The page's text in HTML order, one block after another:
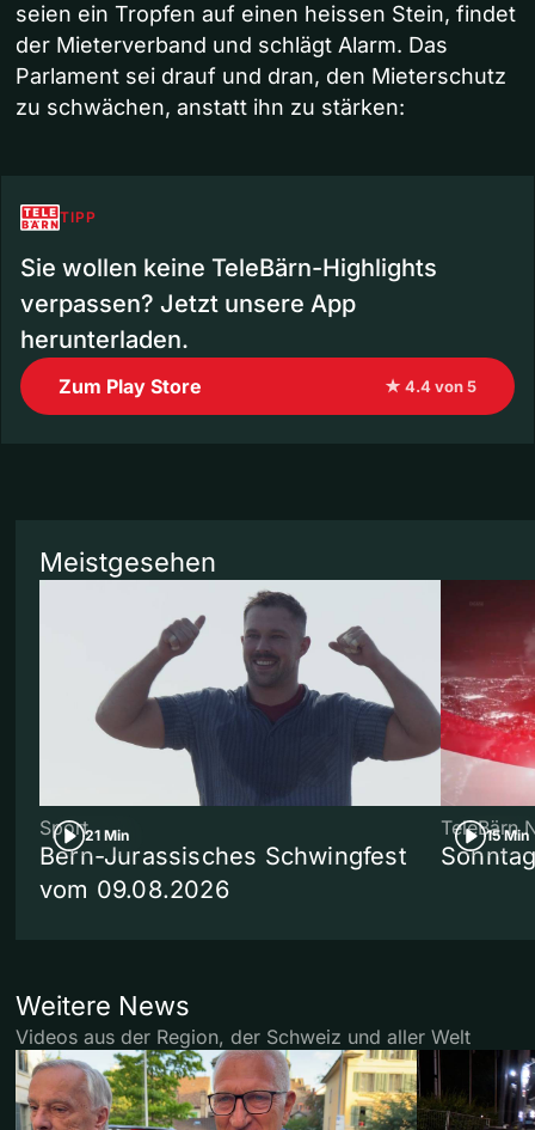
seien ein Tropfen auf einen heissen Stein, findet
der Mieterverband und schlägt Alarm. Das
Parlament sei drauf und dran, den Mieterschutz
zu schwächen, anstatt ihn zu stärken:
TIPP
Sie wollen keine TeleBärn-Highlights
verpassen? Jetzt unsere App
herunterladen.
Zum Play Store ★ 4.4 von 5
Meistgesehen
21 Min
Sport
Bern-Jurassisches Schwingfest
vom 09.08.2026
15 Min
TeleBärn
Weitere News
Videos aus der Region, der Schweiz und aller Welt